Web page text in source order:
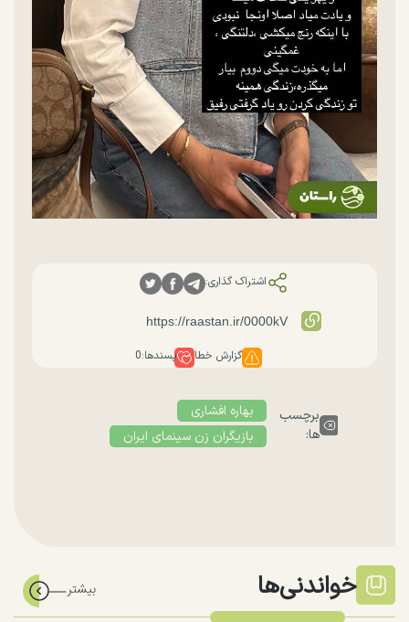
اشتراک گذاری:
گزارش خطا پسندها:0
برچسب
ها:
بهاره افشاری
بازیگران زن سینمای ایران
خواندنی‌ها